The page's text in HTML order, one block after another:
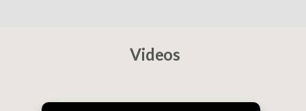
Videos